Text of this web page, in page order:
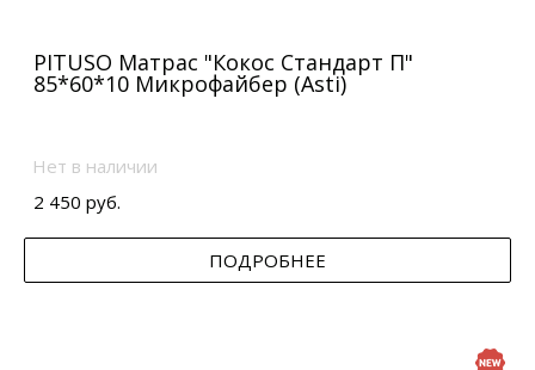
PITUSO Матрас "Кокос Стандарт П"
85*60*10 Микрофайбер (Asti)
Нет в наличии
2 450 руб.
ПОДРОБНЕЕ